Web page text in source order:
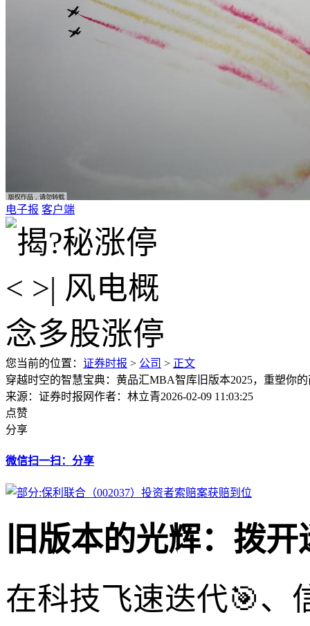
电子报 客户端
您当前的位置： 证券时报 > 公司 > 正文
穿越时空的智慧宝典：黄品汇MBA智库旧版本2025，重塑你
来源：证券时报网作者：林立青2026-02-09 11:03:25
点赞
分享
微信扫一扫：分享
旧版本的光辉：拨
在科技飞速迭代🎯、